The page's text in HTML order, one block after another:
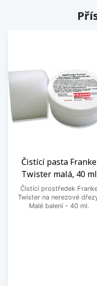
Čistící pasta Franke
Twister malá, 40 ml
Čistící prostředek
Twister na nerezové
Malé balení - 40 ml.